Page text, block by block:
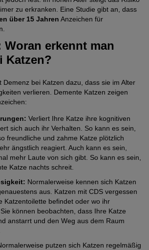
zu erkranken. Eine Studie gibt an, dass
über 15 Jahren Anzeichen für
Woran erkennt man
Katzen?
Demenz bei Katzen dazu, dass sie im Alter
verlieren. Demente Katzen zeigen
Verliert Ihre Katze ihre kognitiven
sich auch ihr Verhalten. So kann es sein,
freundliche und zahme Katze plötzlich
ängstlich reagiert. Auch kann es sein,
mehr Laute von sich gibt. So kann es sein,
Katze nachts schreit.
Normalerweise kennen sich Katzen
aus. Katzen mit CDS vergessen
Katzentoilette befindet oder wo ihr
können beobachten, dass Ihre Katze
anstarrt und den Weg aus dem Raum
putzen sich Katzen regelmäßig